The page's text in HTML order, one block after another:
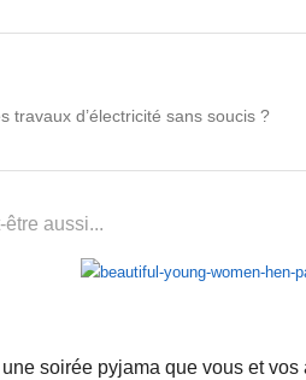
travaux d’électricité sans soucis ?
aussi...
soirée pyjama que vous et vos